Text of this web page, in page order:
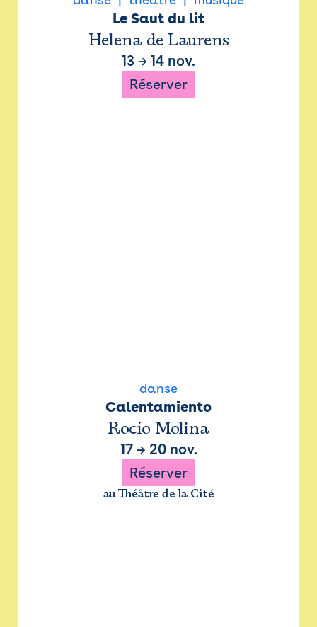
Le Saut du lit
Helena de Laurens
13 → 14 nov.
Réserver
danse
Calentamiento
Rocío Molina
17→ 20 nov.
Réserver
au Théâtre de la Cité